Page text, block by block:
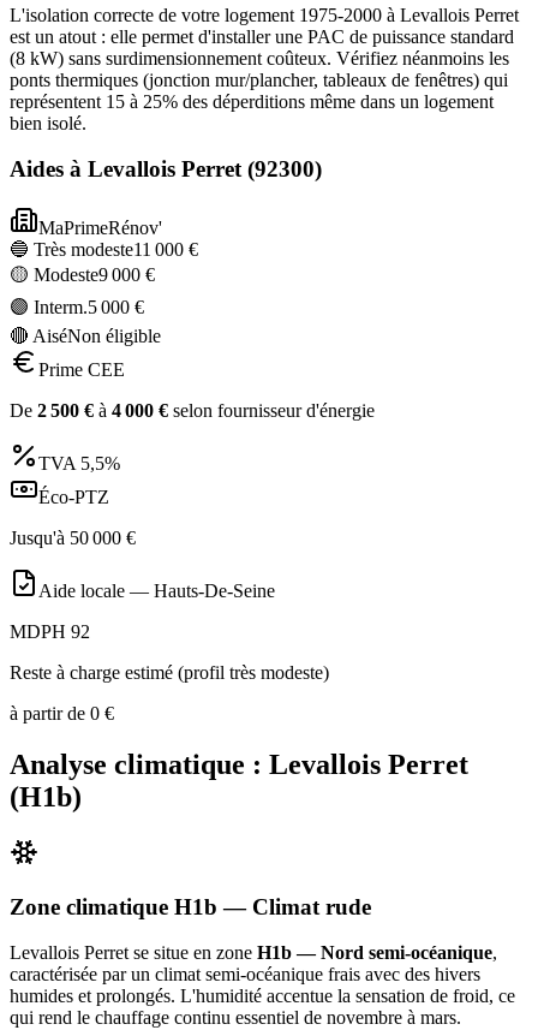
L'isolation correcte de votre logement 1975-2000 à Levallois Perret
est un atout : elle permet d'installer une PAC de puissance standard
(8 kW) sans surdimensionnement coûteux. Vérifiez néanmoins les
ponts thermiques (jonction mur/plancher, tableaux de fenêtres) qui
représentent 15 à 25% des déperditions même dans un logement
bien isolé.
Aides à Levallois Perret(92300)
MaPrimeRénov'
🔵 Très modeste11 000 €
🟡 Modeste9 000 €
🟣 Interm.5 000 €
🔴 AiséNon éligible
Prime CEE
De 2 500 € à 4 000 € selon fournisseur d'énergie
TVA 5,5%
Éco-PTZ
Jusqu'à 50 000 €
Aide locale — Hauts-De-Seine
MDPH 92
Reste à charge estimé (profil très modeste)
à partir de 0 €
Analyse climatique : Levallois Perret
(H1b)
Zone climatique H1b — Climat rude
Levallois Perret se situe en zone H1b — Nord semi-océanique,
caractérisée par un climat semi-océanique frais avec des hivers
humides et prolongés. L'humidité accentue la sensation de froid, ce
qui rend le chauffage continu essentiel de novembre à mars.